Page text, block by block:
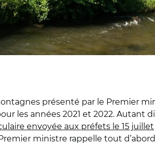
présenté par le Premier
les années 2021 et 2022. Autant
envoyée aux préfets le 15 juillet
ministre rappelle tout